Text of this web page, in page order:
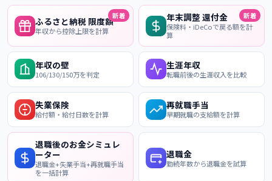
ふるさと納税 限度額
年収から控除上限を計算
新着 年末調整 還付金
保険料・iDeCoで戻る額を計
算
新着
年収の壁
106/130/150万を判定
生涯年収
転職前後の生涯収入を比較
失業保険
給付額・給付日数を計算
再就職手当
早期就職の支給額を計算
退職後のお金シミュレ
ーター
退職金+失業手当+再就職手当
を一括計算
退職金
勤続年数から退職金を試算